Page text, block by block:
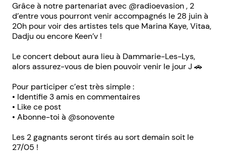
Grâce à notre partenariat avec @radioevasion , 2
d’entre vous pourront venir accompagnés le 28 juin à
20h pour voir des artistes tels que Marina Kaye, Vitaa,
Dadju ou encore Keen’v !
Le concert debout aura lieu à Dammarie-Les-Lys,
alors assurez-vous de bien pouvoir venir le jour J 🚗
Pour participer c’est très simple :
• Identifie 3 amis en commentaires
• Like ce post
• Abonne-toi à @sonovente
Les 2 gagnants seront tirés au sort demain soit le
27/05 !